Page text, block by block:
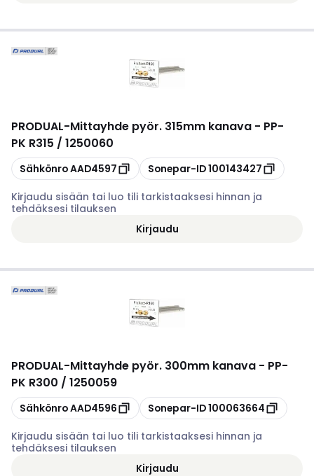
PRODUAL-Mittayhde pyör. 315mm kanava - PP-
PK R315 / 1250060
Kopioi
SähkönroAAD4597 Kopioi
Sonepar-ID100143427
Kirjaudu sisään tai luo tili tarkistaaksesi hinnan ja
tehdäksesi tilauksen
Kirjaudu
PRODUAL-Mittayhde pyör. 300mm kanava - PP-
PK R300 / 1250059
Kopioi
SähkönroAAD4596 Kopioi
Sonepar-ID100063664
Kirjaudu sisään tai luo tili tarkistaaksesi hinnan ja
tehdäksesi tilauksen
Kirjaudu